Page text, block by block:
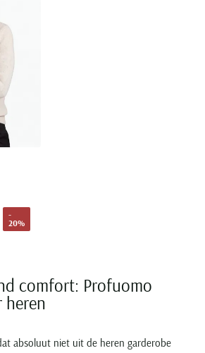
-
20%
comfort: Profuomo
absoluut niet uit de heren garderobe